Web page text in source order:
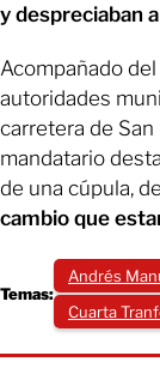
y despreciaban
Acompañado del
autoridades
carretera de
mandatario
de una cúpula,
cambio que
Temas:
Andrés
Cuarta